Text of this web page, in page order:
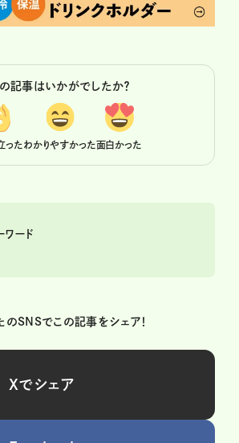
記事はいかがでしたか？
ったわかりやすかった面白かった
ード
のSNSでこの記事をシェア！
Xでシェア